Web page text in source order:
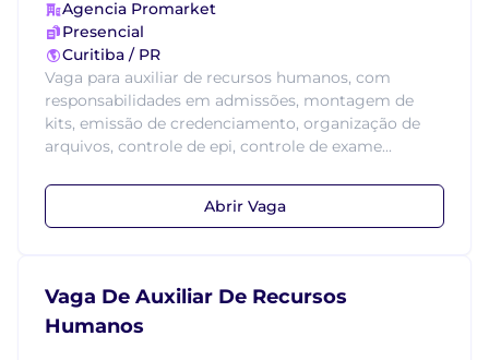
Agencia Promarket
Presencial
Curitiba / PR
Vaga para auxiliar de recursos humanos, com
responsabilidades em admissões, montagem de
kits, emissão de credenciamento, organização de
arquivos, controle de epi, controle de exame...
Abrir Vaga
Vaga De Auxiliar De Recursos
Humanos